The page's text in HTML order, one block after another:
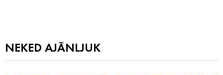
NEKED AJÁNLJUK